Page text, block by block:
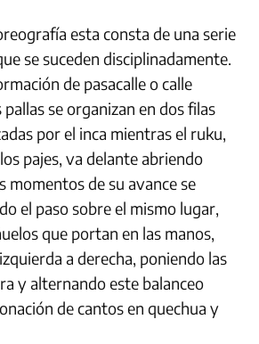
esta consta de una serie
se suceden disciplinadamente.
de pasacalle o calle
se organizan en dos filas
por el inca mientras el ruku,
pajes, va delante abriendo
momentos de su avance se
el paso sobre el mismo lugar,
que portan en las manos,
a derecha, poniendo las
y alternando este balanceo
de cantos en quechua y